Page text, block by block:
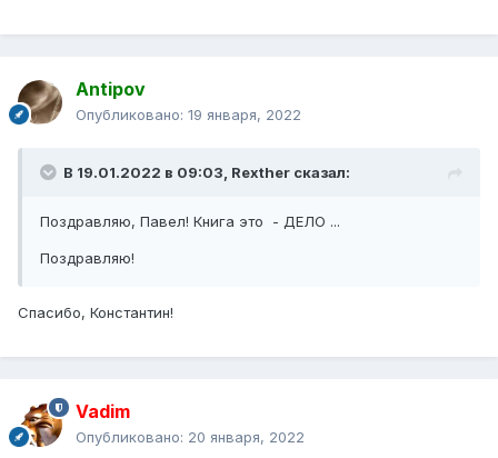
Antipov
Опубликовано: 19 января, 2022
В 19.01.2022 в 09:03, Rexther сказал:
Поздравляю, Павел! Книга это - ДЕЛО ...
Поздравляю!
Спасибо, Константин!
Vadim
Опубликовано: 20 января, 2022